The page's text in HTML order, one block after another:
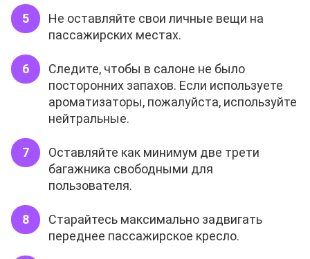
Не оставляйте свои личные вещи на
пассажирских местах.
Следите, чтобы в салоне не было
посторонних запахов. Если используете
ароматизаторы, пожалуйста, используйте
нейтральные.
Оставляйте как минимум две трети
багажника свободными для
пользователя.
Старайтесь максимально задвигать
переднее пассажирское кресло.